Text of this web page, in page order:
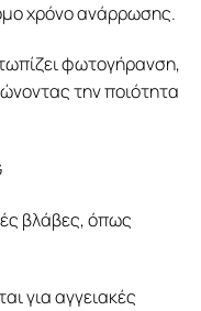
χρόνο ανάρρωσης.
φωτογήρανση,
την ποιότητα
βλάβες, όπως
για αγγειακές